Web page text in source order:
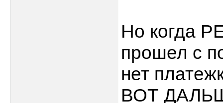
Но когда
прошел с
нет
ВОТ